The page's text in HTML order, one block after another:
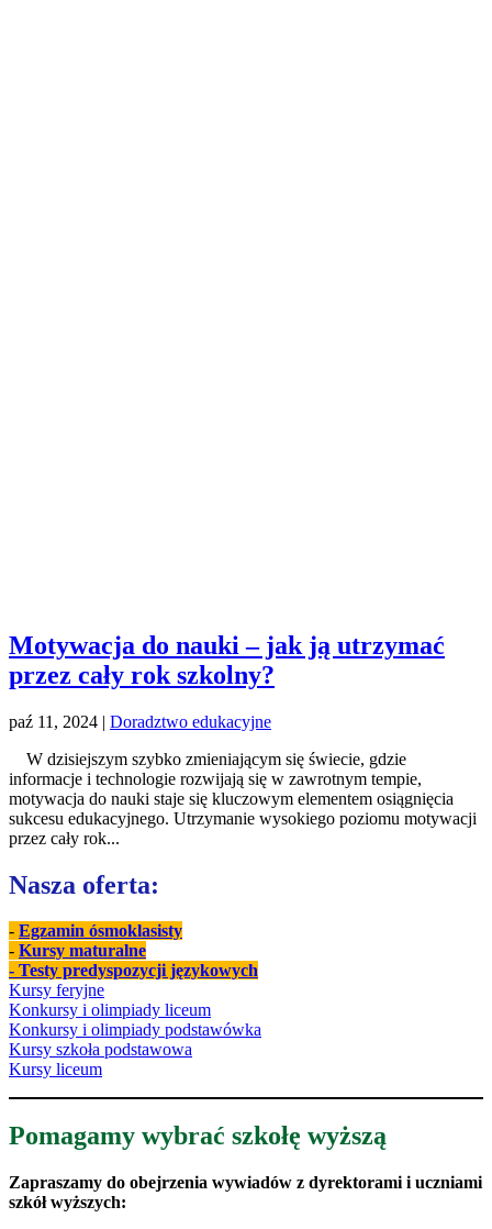
Motywacja do nauki – jak ją utrzymać
przez cały rok szkolny?
paź 11, 2024 | Doradztwo edukacyjne
W dzisiejszym szybko zmieniającym się świecie, gdzie
informacje i technologie rozwijają się w zawrotnym tempie,
motywacja do nauki staje się kluczowym elementem osiągnięcia
sukcesu edukacyjnego. Utrzymanie wysokiego poziomu motywacji
przez cały rok...
Nasza oferta:
- Egzamin ósmoklasisty
- Kursy maturalne
- Testy predyspozycji językowych
Kursy feryjne
Konkursy i olimpiady liceum
Konkursy i olimpiady podstawówka
Kursy szkoła podstawowa
Kursy liceum
Pomagamy wybrać szkołę wyższą
Zapraszamy do obejrzenia wywiadów z dyrektorami i uczniami
szkół wyższych: